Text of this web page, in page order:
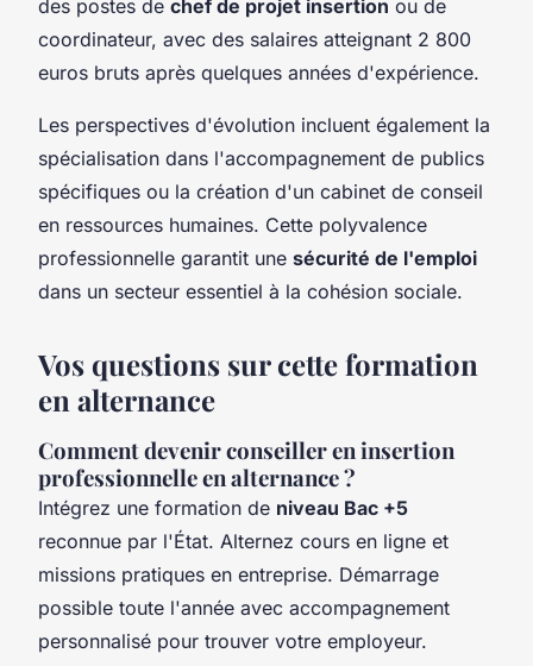
des postes de chef de projet insertion ou de
coordinateur, avec des salaires atteignant 2 800
euros bruts après quelques années d'expérience.
Les perspectives d'évolution incluent également la
spécialisation dans l'accompagnement de publics
spécifiques ou la création d'un cabinet de conseil
en ressources humaines. Cette polyvalence
professionnelle garantit une sécurité de l'emploi
dans un secteur essentiel à la cohésion sociale.
Vos questions sur cette formation
en alternance
Comment devenir conseiller en insertion
professionnelle en alternance ?
Intégrez une formation de niveau Bac +5
reconnue par l'État. Alternez cours en ligne et
missions pratiques en entreprise. Démarrage
possible toute l'année avec accompagnement
personnalisé pour trouver votre employeur.